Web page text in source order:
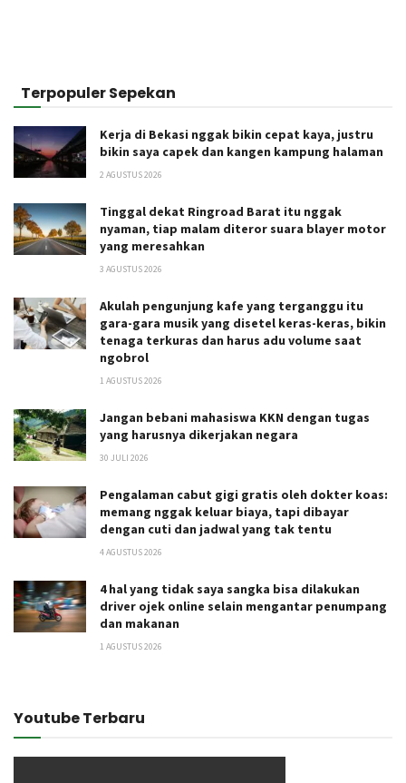
Terpopuler Sepekan
Kerja di Bekasi nggak bikin cepat kaya, justru
bikin saya capek dan kangen kampung halaman
2 AGUSTUS 2026
Tinggal dekat Ringroad Barat itu nggak
nyaman, tiap malam diteror suara blayer motor
yang meresahkan
3 AGUSTUS 2026
Akulah pengunjung kafe yang terganggu itu
gara-gara musik yang disetel keras-keras, bikin
tenaga terkuras dan harus adu volume saat
ngobrol
1 AGUSTUS 2026
Jangan bebani mahasiswa KKN dengan tugas
yang harusnya dikerjakan negara
30 JULI 2026
Pengalaman cabut gigi gratis oleh dokter koas:
memang nggak keluar biaya, tapi dibayar
dengan cuti dan jadwal yang tak tentu
4 AGUSTUS 2026
4 hal yang tidak saya sangka bisa dilakukan
driver ojek online selain mengantar penumpang
dan makanan
1 AGUSTUS 2026
Youtube Terbaru